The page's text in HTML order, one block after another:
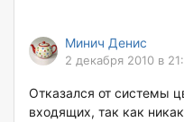
Минич Денис
2 декабря 2010 в
Отказался от системы
входящих, так как